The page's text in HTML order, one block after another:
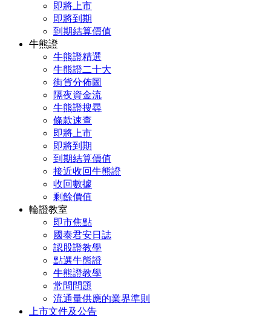
即將上市
即將到期
到期結算價值
牛熊證
牛熊證精選
牛熊證二十大
街貨分佈圖
隔夜資金流
牛熊證搜尋
條款速查
即將上市
即將到期
到期結算價值
接近收回牛熊證
收回數據
剩餘價值
輪證教室
即市焦點
國泰君安日誌
認股證教學
點選牛熊證
牛熊證教學
常問問題
流通量供應的業界準則
上市文件及公告